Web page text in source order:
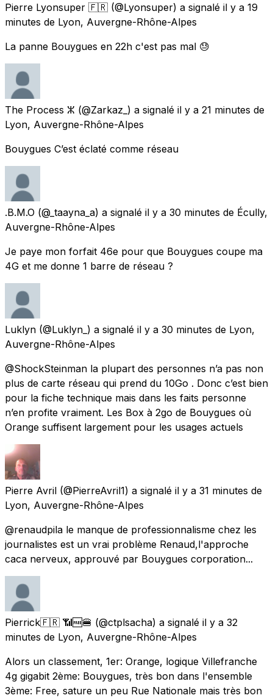
Pierre Lyonsuper 🇫🇷 (@Lyonsuper) a signalé il y a 19
minutes de Lyon, Auvergne-Rhône-Alpes
La panne Bouygues en 22h c'est pas mal 😓
The Process ⵣ (@Zarkaz_) a signalé il y a 21 minutes de
Lyon, Auvergne-Rhône-Alpes
Bouygues C’est éclaté comme réseau
.B.M.O (@_taayna_a) a signalé il y a 30 minutes de Écully,
Auvergne-Rhône-Alpes
Je paye mon forfait 46e pour que Bouygues coupe ma
4G et me donne 1 barre de réseau ?
Luklyn (@Luklyn_) a signalé il y a 30 minutes de Lyon,
Auvergne-Rhône-Alpes
@ShockSteinman la plupart des personnes n’a pas non
plus de carte réseau qui prend du 10Go . Donc c’est bien
pour la fiche technique mais dans les faits personne
n’en profite vraiment. Les Box à 2go de Bouygues où
Orange suffisent largement pour les usages actuels
Pierre Avril (@PierreAvril1) a signalé il y a 31 minutes de
Lyon, Auvergne-Rhône-Alpes
@renaudpila le manque de professionnalisme chez les
journalistes est un vrai problème Renaud,l'approche
caca nerveux, approuvé par Bouygues corporation...
Pierrick🇫🇷 📶🆓🍔 (@ctplsacha) a signalé il y a 32
minutes de Lyon, Auvergne-Rhône-Alpes
Alors un classement, 1er: Orange, logique Villefranche
4g gigabit 2ème: Bouygues, très bon dans l'ensemble
3ème: Free, sature un peu Rue Nationale mais très bon